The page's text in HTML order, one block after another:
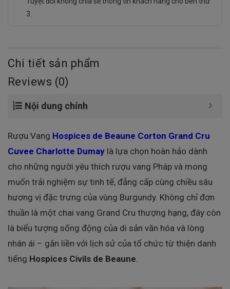
3.
Chi tiết sản phẩm
Reviews (0)
Nội dung chính
Rượu Vang Hospices de Beaune Corton Grand Cru
Cuvee Charlotte Dumay là lựa chọn hoàn hảo dành
cho những người yêu thích rượu vang Pháp và mong
muốn trải nghiệm sự tinh tế, đẳng cấp cùng chiều sâu
hương vị đặc trưng của vùng Burgundy. Không chỉ đơn
thuần là một chai vang Grand Cru thượng hạng, đây còn
là biểu tượng sống động của di sản văn hóa và lòng
nhân ái – gắn liền với lịch sử của tổ chức từ thiện danh
tiếng Hospices Civils de Beaune.